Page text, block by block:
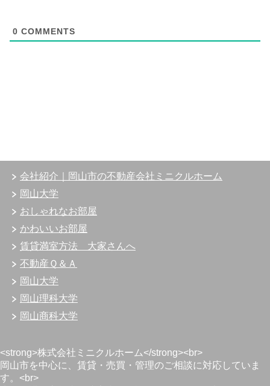
0 COMMENTS
会社紹介｜岡山市の不動産会社ミニクルホーム
岡山大学
おしゃれなお部屋
かわいいお部屋
賃貸満室方法 大家さんへ
不動産Ｑ＆Ａ
岡山大学
岡山理科大学
岡山商科大学
<strong>株式会社ミニクルホーム</strong><br>
岡山市を中心に、賃貸・売買・管理のご相談に対応していま
す。<br>